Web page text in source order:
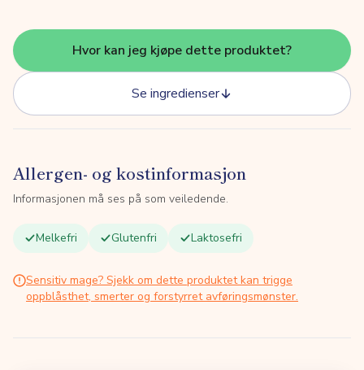
Hvor kan jeg kjøpe dette produktet?
Se ingredienser
Allergen- og kostinformasjon
Informasjonen må ses på som veiledende.
Melkefri Glutenfri Laktosefri
Sensitiv mage? Sjekk om dette produktet kan trigge
oppblåsthet, smerter og forstyrret avføringsmønster.